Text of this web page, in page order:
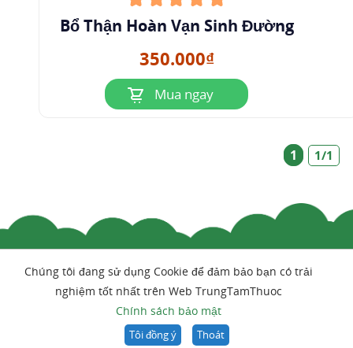
Bổ Thận Hoàn Vạn Sinh Đường
350.000₫
Mua ngay
1 1/1
Chúng tôi đang sử dụng Cookie để đảm bảo bạn có trải
nghiệm tốt nhất trên Web TrungTamThuoc
Chính sách bảo mật
Tôi đồng ý Thoát